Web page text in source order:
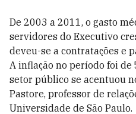
De 2003 a 2011, o gasto
servidores do Executivo
deveu-se a contratações e
A inflação no período foi de
setor público se acentuou
Pastore, professor de
Universidade de São Paulo.